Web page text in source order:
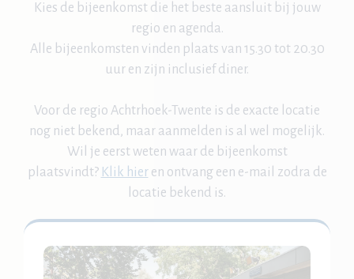
Kies de bijeenkomst die het beste aansluit bij jouw
regio en agenda.
Alle bijeenkomsten vinden plaats van 15.30 tot 20.30
uur en zijn inclusief diner.
Voor de regio Achtrhoek-Twente is de exacte locatie
nog niet bekend, maar aanmelden is al wel mogelijk.
Wil je eerst weten waar de bijeenkomst
plaatsvindt? Klik hieren ontvang een e-mail zodra de
locatie bekend is.